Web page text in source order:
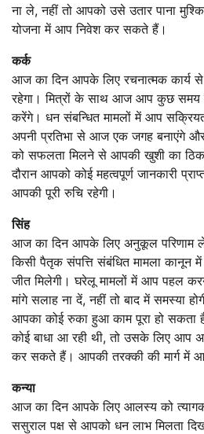
ना ले, नहीं तो आपको उसे उतार पाना
योजना में आप निवेश कर सकते हैं।
कर्क
आज का दिन आपके लिए रचनात्मक कार्य
रहेगा। मित्रों के साथ आज आप कुछ समय
करेंगे। धन संबन्धित मामलों में आप
अपनी प्रतिभा से आज एक जगह बनाएंगे
को सफलता मिलने से आपकी खुशी का
दौरान आपको कोई महत्वपूर्ण जानकारी
आपकी पूरी रुचि रहेगी।
सिंह
आज का दिन आपके लिए अनुकूल परिणाम
किसी पैतृक संपत्ति संबंधित मामला कानून
जीत मिलेगी। घरेलू मामलों में आप पहल
मांगे सलाह ना दें, नहीं तो बाद में समस्या
आपका कोई रुका हुआ काम पूरा हो सकता
कोई बाधा आ रही थी, तो उसके लिए आप
कर सकते हैं। आपकी तरक्की की मार्ग में आ
कन्या
आज का दिन आपके लिए आलस्य को
ससुराल पक्ष से आपको धन लाभ मिलता